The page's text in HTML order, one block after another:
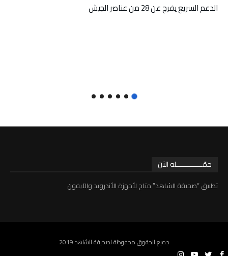
الدعم السريع يفرج عن 28 من عناصر الجيش
حمّـــــــــــــله الآن
تطبيق “صحيفة الشاهد” متاح لأجهزة الأندرويد والآيفون
جميع الحقوق محفوظة لصحيفة الشاهد 2019